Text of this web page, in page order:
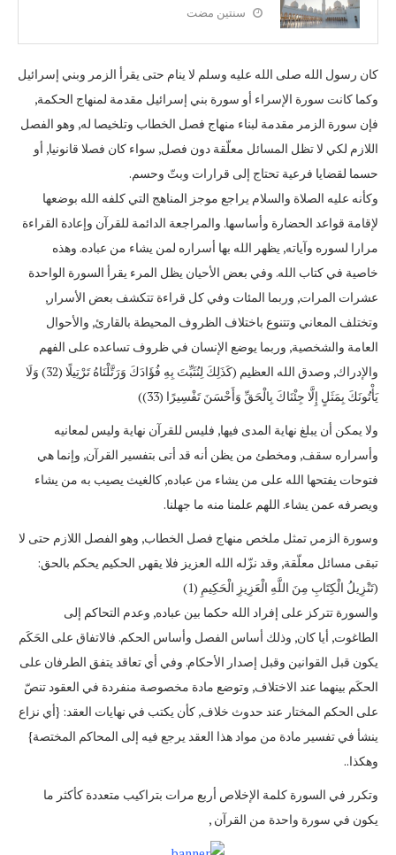
سنتين مضت
كان رسول الله صلى الله عليه وسلم لا ينام حتى يقرأ الزمر وبني إسرائيل
وكما كانت سورة الإسراء أو سورة بني إسرائيل مقدمة لمنهاج الحكمة,
فإن سورة الزمر مقدمة لبناء منهاج فصل الخطاب وتلخيصا له, وهو الفصل
اللازم لكي لا تظل المسائل معلّقة دون فصل, سواء كان فصلا قانونيا, أو
حسما لقضايا فرعية تحتاج إلى قرارات وبتّ وحسم.
وكأنه عليه الصلاة والسلام يراجع موجز المناهج التي كلفه الله بوضعها
لإقامة قواعد الحضارة وأساسها. والمراجعة الدائمة للقرآن وإعادة القراءة
مرارا لسوره وآياته, يظهر الله بها أسراره لمن يشاء من عباده. وهذه
خاصية في كتاب الله. وفي بعض الأحيان يظل المرء يقرأ السورة الواحدة
عشرات المرات, وربما المئات وفي كل قراءة تتكشف بعض الأسرار,
وتختلف المعاني وتتنوع باختلاف الظروف المحيطة بالقارئ, والأحوال
العامة والشخصية, وربما يوضع الإنسان في ظروف تساعده على الفهم
والإدراك, وصدق الله العظيم (كَذَلِكَ لِنُثَبِّتَ بِهِ فُؤَادَكَ وَرَتَّلْنَاهُ تَرْتِيلًا (32) وَلَا
يَأْتُونَكَ بِمَثَلٍ إِلَّا جِئْنَاكَ بِالْحَقِّ وَأَحْسَنَ تَفْسِيرًا (33))
ولا يمكن أن يبلغ نهاية المدى فيها, فليس للقرآن نهاية وليس لمعانيه
وأسراره سقف, ومخطئ من يظن أنه قد أتى بتفسير القرآن, وإنما هي
فتوحات يفتحها الله على من يشاء من عباده, كالغيث يصيب به من يشاء
ويصرفه عمن يشاء. اللهم علمنا منه ما جهلنا.
وسورة الزمر, تمثل ملخص منهاج فصل الخطاب, وهو الفصل اللازم حتى لا
تبقى مسائل معلّقة, وقد نزّله الله العزيز فلا يقهر, الحكيم يحكم بالحق:
(تَنْزِيلُ الْكِتَابِ مِنَ اللَّهِ الْعَزِيزِ الْحَكِيمِ (1)
والسورة تتركز على إفراد الله حكما بين عباده, وعدم التحاكم إلى
الطاغوت, أيا كان, وذلك أساس الفصل وأساس الحكم. فالاتفاق على الحَكَم
يكون قبل القوانين وقبل إصدار الأحكام. وفي أي تعاقد يتفق الطرفان على
الحكَم بينهما عند الاختلاف, وتوضع مادة مخصوصة منفردة في العقود تنصّ
على الحكم المختار عند حدوث خلاف, كأن يكتب في نهايات العقد: {أي نزاع
ينشأ في تفسير مادة من مواد هذا العقد يرجع فيه إلى المحاكم المختصة}
وهكذا..
وتكرر في السورة كلمة الإخلاص أربع مرات بتراكيب متعددة كأكثر ما
يكون في سورة واحدة من القرآن ,